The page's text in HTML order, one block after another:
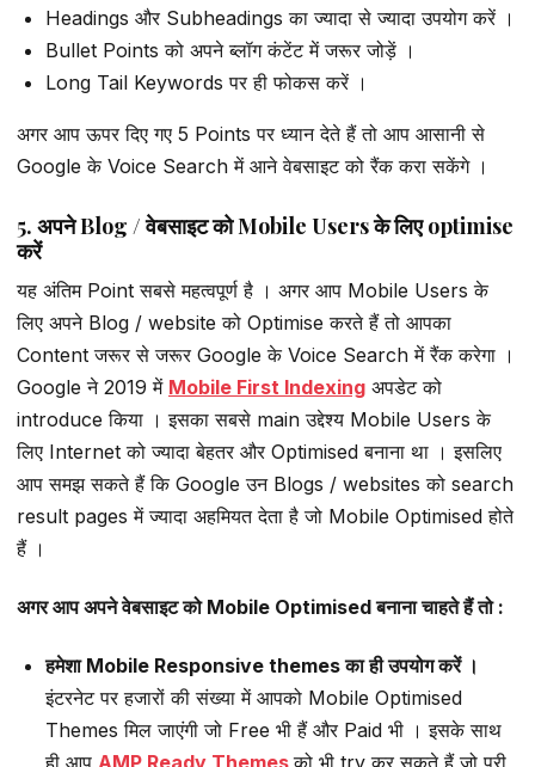
Headings और Subheadings का ज्यादा से ज्यादा उपयोग करें ।
Bullet Points को अपने ब्लॉग कंटेंट में जरूर जोड़ें ।
Long Tail Keywords पर ही फोकस करें ।
अगर आप ऊपर दिए गए 5 Points पर ध्यान देते हैं तो आप आसानी से
Google के Voice Search में आने वेबसाइट को रैंक करा सकेंगे ।
5. अपने Blog / वेबसाइट को Mobile Users के लिए optimise
करें
यह अंतिम Point सबसे महत्वपूर्ण है । अगर आप Mobile Users के
लिए अपने Blog / website को Optimise करते हैं तो आपका
Content जरूर से जरूर Google के Voice Search में रैंक करेगा ।
Google ने 2019 में Mobile First Indexing अपडेट को
introduce किया । इसका सबसे main उद्देश्य Mobile Users के
लिए Internet को ज्यादा बेहतर और Optimised बनाना था । इसलिए
आप समझ सकते हैं कि Google उन Blogs / websites को search
result pages में ज्यादा अहमियत देता है जो Mobile Optimised होते
हैं ।
अगर आप अपने वेबसाइट को Mobile Optimised बनाना चाहते हैं तो :
हमेशा Mobile Responsive themes का ही उपयोग करें ।
इंटरनेट पर हजारों की संख्या में आपको Mobile Optimised
Themes मिल जाएंगी जो Free भी हैं और Paid भी । इसके साथ